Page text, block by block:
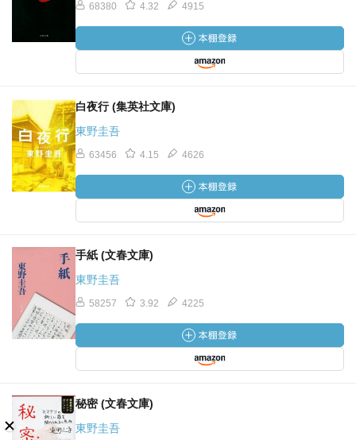
68380 4.32 4915
白夜行 (集英社文庫)
東野圭吾
63456 4.15 4626
手紙 (文春文庫)
東野圭吾
58257 3.92 4225
秘密 (文春文庫)
東野圭吾